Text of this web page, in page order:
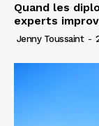
Quand les
experts
Jenny Toussaint -